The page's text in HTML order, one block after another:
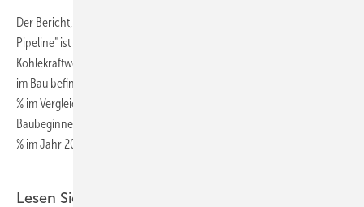
Der Bericht,
Pipeline" ist die fünfte jährliche Untersuchung der
Kohlekraftwerkspipeline. Zu den Ergebnissen gehört ein Rückgang der
im Bau befindlichen und vor dem Bau befindlichen Kapazitäten um 16
% im Vergleich zum Vorjahr und ein Rückgang um 66 % seit 2015. Die
Baubeginne sind im Vergleich zu 2019 um 5 % im Jahr 2018 und um 66
% im Jahr 2015 zurückgegangen.
Lesen Sie auch: